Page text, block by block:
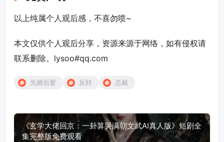
以上纯属个人观后感，不喜勿喷~
本文仅供个人观后分享，资源来源于网络，如有侵权请
联系删除。lysoo#qq.com
先婚后爱 反转 总裁
《玄学大佬回京：一卦算哭满朝文武AI真人版》短剧全
集完整版免费观看